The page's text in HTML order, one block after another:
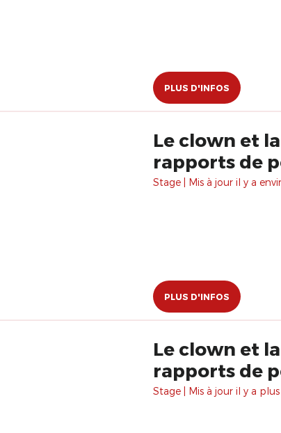
PLUS D'INFOS
Le clown et
rapports de
Stage | Mis à jour il y a
PLUS D'INFOS
Le clown et
rapports de
Stage | Mis à jour il y a plus